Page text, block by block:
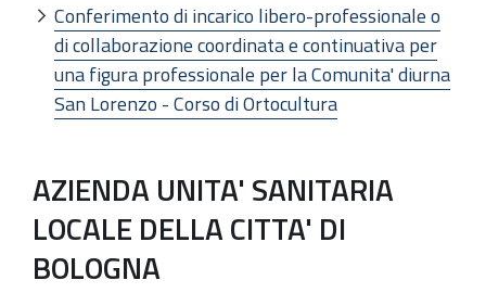
Conferimento di incarico libero-professionale o
di collaborazione coordinata e continuativa per
una figura professionale per la Comunita' diurna
San Lorenzo - Corso di Ortocultura
AZIENDA UNITA' SANITARIA
LOCALE DELLA CITTA' DI
BOLOGNA